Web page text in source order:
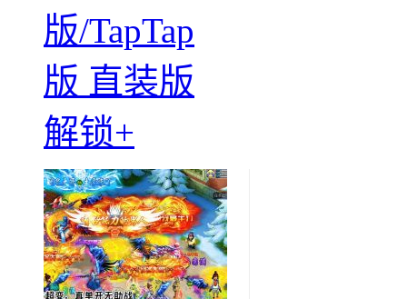
版/TapTap
版 直装版
解锁+